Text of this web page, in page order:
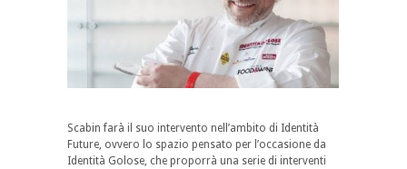
Scabin farà il suo intervento nell’ambito di Identità
Future, ovvero lo spazio pensato per l’occasione da
Identità Golose, che proporrà una serie di interventi